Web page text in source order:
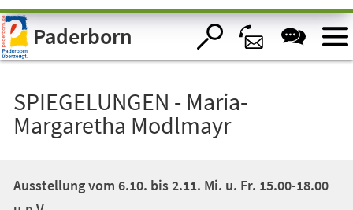
Visuelle
Assistenzsoftware
öffnen.Paderborn
SPIEGELUNGEN - Maria-
Margaretha Modlmayr
Ausstellung vom 6.10. bis 2.11. Mi. u. Fr. 15.00-18.00